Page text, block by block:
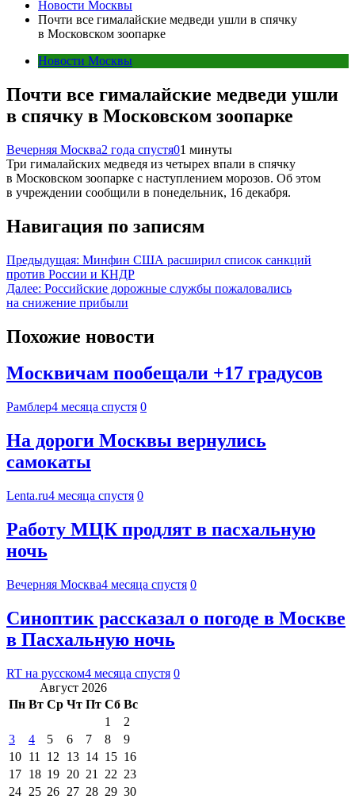
Новости Москвы
Почти все гималайские медведи ушли в спячку
в Московском зоопарке
Новости Москвы
Почти все гималайские медведи ушли
в спячку в Московском зоопарке
Вечерняя Москва2 года спустя01 минуты
Три гималайских медведя из четырех впали в спячку
в Московском зоопарке с наступлением морозов. Об этом
в учреждении сообщили в понедельник, 16 декабря.
Навигация по записям
Предыдущая: Минфин США расширил список санкций
против России и КНДР
Далее: Российские дорожные службы пожаловались
на снижение прибыли
Похожие новости
Москвичам пообещали +17 градусов
Рамблер4 месяца спустя 0
На дороги Москвы вернулись
самокаты
Lenta.ru4 месяца спустя 0
Работу МЦК продлят в пасхальную
ночь
Вечерняя Москва4 месяца спустя 0
Синоптик рассказал о погоде в Москве
в Пасхальную ночь
RT на русском4 месяца спустя 0
Август 2026
Пн Вт Ср Чт Пт Сб Вс
1
2
3
4 5 6 7 8
9
10 11 12 13 14 15 16
17 18 19 20 21 22 23
24 25 26 27 28 29 30